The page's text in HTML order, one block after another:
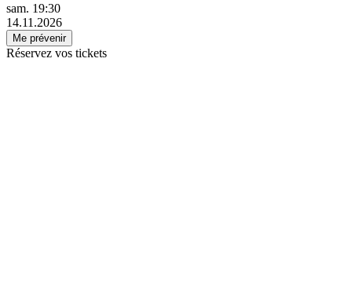
sam. 19:30
14.11.2026
Me prévenir
Réservez vos tickets